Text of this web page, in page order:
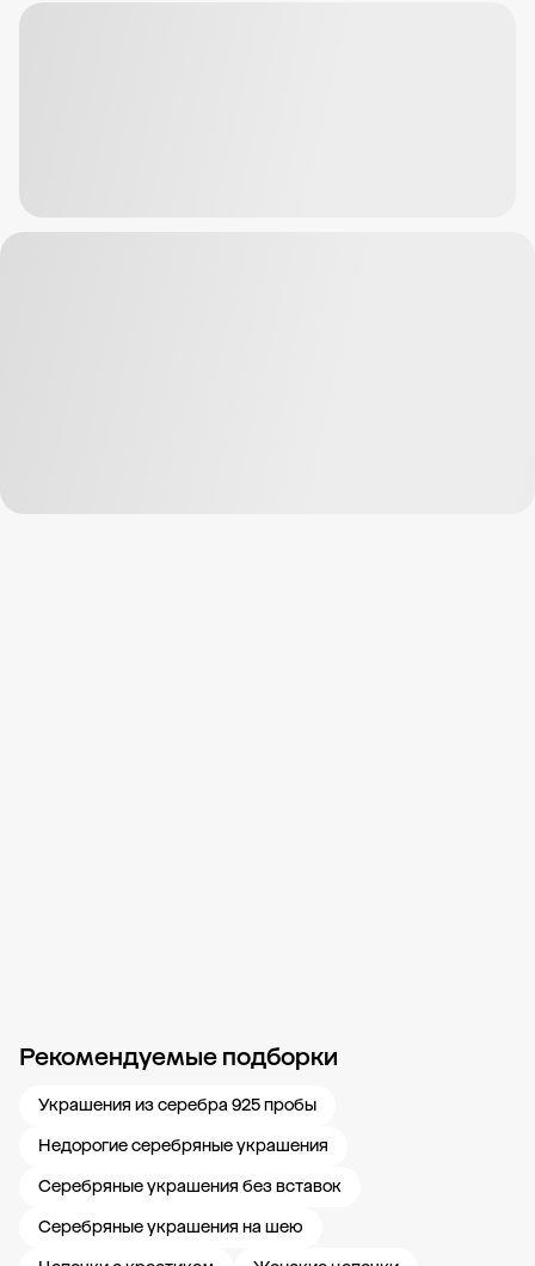
Рекомендуемые подборки
Украшения из серебра 925 пробы
Недорогие серебряные украшения
Серебряные украшения без вставок
Серебряные украшения на шею
Новости компании Журнал ЗОЛОТОЙ Блог